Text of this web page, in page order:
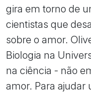
gira em torno de
cientistas que
sobre o amor.
Biologia na
na ciência - não
amor. Para ajudar